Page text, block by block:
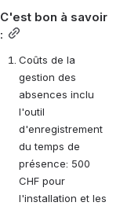
C'est bon à savoir
:
Coûts de la
gestion des
absences inclu
l'outil
d'enregistrement
du temps de
présence: 500
CHF pour
l'installation et les